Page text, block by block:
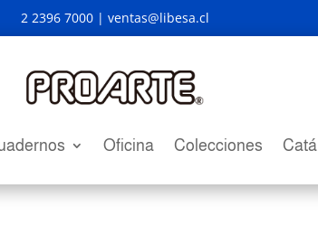
2 2396 7000 | ventas@libesa.cl
Oficina Colecciones